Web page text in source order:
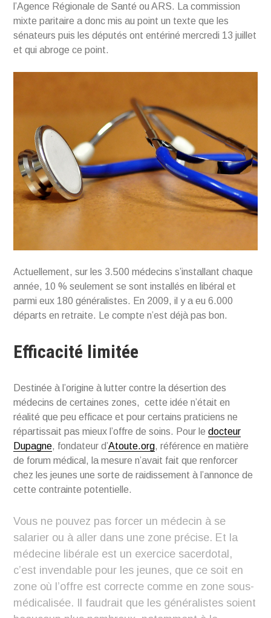
l’Agence Régionale de Santé ou ARS. La commission
mixte paritaire a donc mis au point un texte que les
sénateurs puis les députés ont entériné mercredi 13 juillet
et qui abroge ce point.
Actuellement, sur les 3.500 médecins s’installant chaque
année, 10 % seulement se sont installés en libéral et
parmi eux 180 généralistes. En 2009, il y a eu 6.000
départs en retraite. Le compte n’est déjà pas bon.
Efficacité limitée
Destinée à l’origine à lutter contre la désertion des
médecins de certaines zones, cette idée n’était en
réalité que peu efficace et pour certains praticiens ne
répartissait pas mieux l’offre de soins. Pour ledocteur
Dupagne, fondateur d’Atoute.org, référence en matière
de forum médical, la mesure n’avait fait que renforcer
chez les jeunes une sorte de raidissement à l’annonce de
cette contrainte potentielle.
Vous ne pouvez pas forcer un médecin à se
salarier ou à aller dans une zone précise. Et la
médecine libérale est un exercice sacerdotal,
c’est invendable pour les jeunes, que ce soit en
zone où l’offre est correcte comme en zone sous-
médicalisée. Il faudrait que les généralistes soient